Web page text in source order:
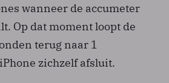
wanneer de accumeter
Op dat moment loopt de
terug naar 1
zichzelf afsluit.